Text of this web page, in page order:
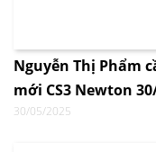
Nguyễn Thị Phẩm
mới CS3 Newton
30/05/2025